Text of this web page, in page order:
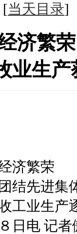
[当天目录
济繁
业生
济繁荣
结先进集
工业生产
日电 记